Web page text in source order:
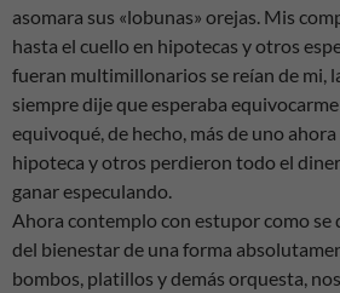
asomara sus «lobunas» orejas. Mis
hasta el cuello en hipotecas y otros
fueran multimillonarios se reían de mi,
siempre dije que esperaba
equivoqué, de hecho, más de uno
hipoteca y otros perdieron todo el
ganar especulando.
Ahora contemplo con estupor como se
del bienestar de una forma
bombos, platillos y demás orquesta,